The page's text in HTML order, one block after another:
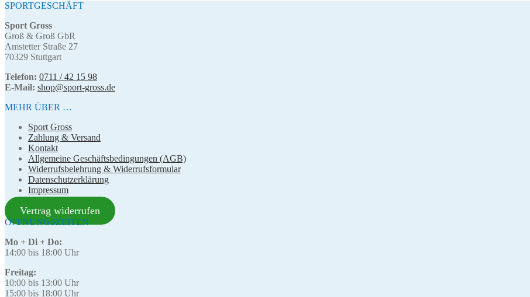
SPORTGESCHÄFT
Sport Gross
Groß & Groß GbR
Amstetter Straße 27
70329 Stuttgart
Telefon: 0711 / 42 15 98
E-Mail: shop@sport-gross.de
MEHR ÜBER …
Sport Gross
Zahlung & Versand
Kontakt
Allgemeine Geschäftsbedingungen (AGB)
Widerrufsbelehrung & Widerrufsformular
Datenschutzerklärung
Impressum
Vertrag widerrufen
ÖFFNUNGSZEITEN
Mo + Di + Do:
14:00 bis 18:00 Uhr
Freitag:
10:00 bis 13:00 Uhr
15:00 bis 18:00 Uhr